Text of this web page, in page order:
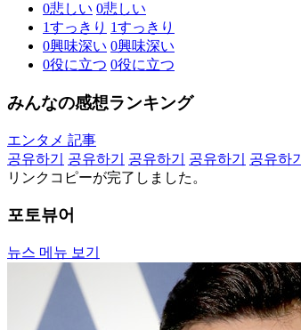
0悲しい 0悲しい
1すっきり 1すっきり
0興味深い 0興味深い
0役に立つ 0役に立つ
みんなの感想ランキング
エンタメ 記事
공유하기
공유하기 공유하기 공유하기
공유하기
リンクコピーが完了しました。
포토뷰어
뉴스 메뉴 보기